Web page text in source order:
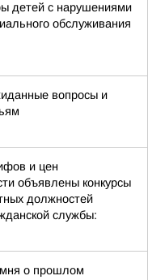
детей с нарушениями
обслуживания
вопросы и
и цен
объявлены конкурсы
должностей
службы:
о прошлом